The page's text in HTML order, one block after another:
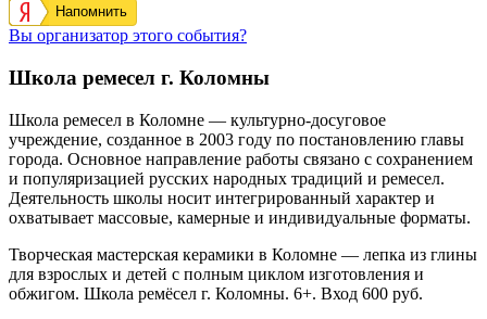
Напомнить
Вы организатор этого события?
Школа ремесел г. Коломны
Школа ремесел в Коломне — культурно-досуговое
учреждение, созданное в 2003 году по постановлению главы
города. Основное направление работы связано с сохранением
и популяризацией русских народных традиций и ремесел.
Деятельность школы носит интегрированный характер и
охватывает массовые, камерные и индивидуальные форматы.
Творческая мастерская керамики в Коломне — лепка из глины
для взрослых и детей с полным циклом изготовления и
обжигом. Школа ремёсел г. Коломны. 6+. Вход 600 руб.